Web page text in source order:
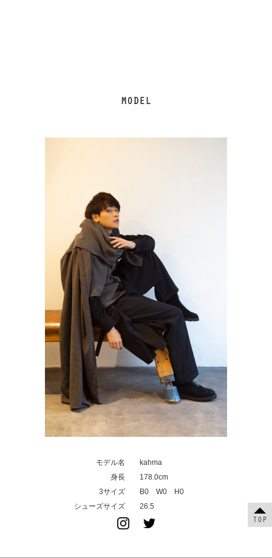
MODEL
モデル名
kahma
身長
178.0cm
3サイズ
B0 W0 H0
シューズサイズ
26.5
TOP